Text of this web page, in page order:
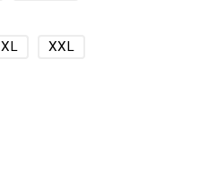
XL XXL